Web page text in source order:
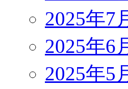
2025年7
2025年6
2025年5